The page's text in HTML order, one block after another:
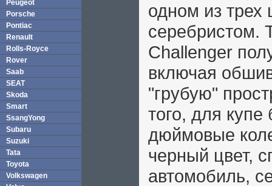
Peugeot
Porsche
Pontiac
Renault
Rolls-Royce
Rover
Saab
SEAT
Skoda
Smart
SsangYong
Subaru
Suzuki
Tata
Toyota
Volkswagen
одном из трех
серебристом.
Challenger
включая
"грубую"
того, для купе
дюймовые
черный цвет,
автомобиль,